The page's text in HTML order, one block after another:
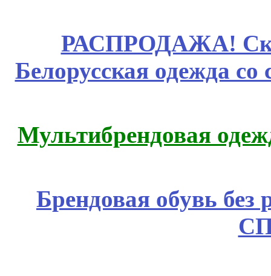
РАСПРОДАЖА!
Белорусская одежда
Мультибрендовая
Брендовая обувь без